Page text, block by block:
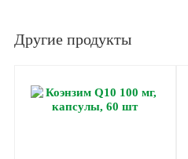
Другие продукты